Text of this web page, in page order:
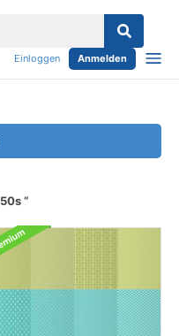
Einloggen Anmelden
50s